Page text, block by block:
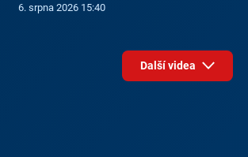
6. srpna 2026 15:40
Další videa